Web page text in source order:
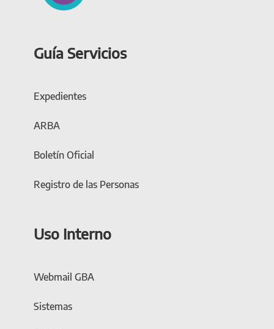
Guía Servicios
Expedientes
ARBA
Boletín Oficial
Registro de las Personas
Uso Interno
Webmail GBA
Sistemas